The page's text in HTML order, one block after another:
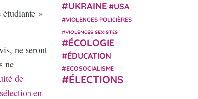
étudiante »
ne seront
ne
de
en
UKRAINE USA
VIOLENCES POLICIÈRES
VIOLENCES SEXISTES
ÉCOLOGIE
ÉDUCATION
ÉCOSOCIALISME
ÉLECTIONS